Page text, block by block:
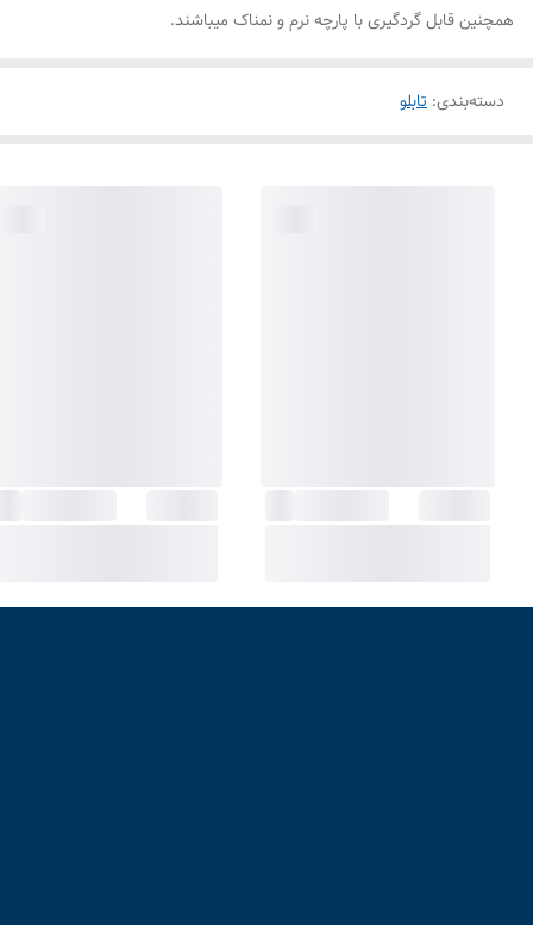
همچنین قابل گردگیری با پارچه نرم و نمناک میباشند.
دسته‌بندی: تابلو